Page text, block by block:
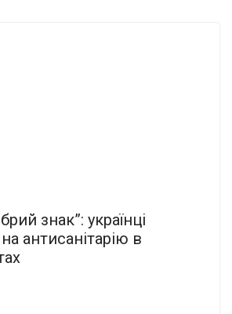
знак”: українці
антисанітарію в